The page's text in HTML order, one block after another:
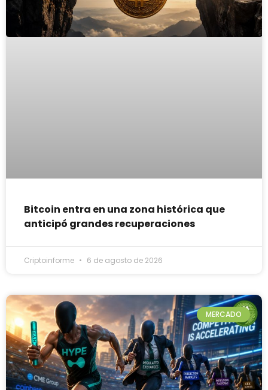
Bitcoin entra en una zona histórica que
anticipó grandes recuperaciones
Criptoinforme 6 de agosto de 2026
MERCADO